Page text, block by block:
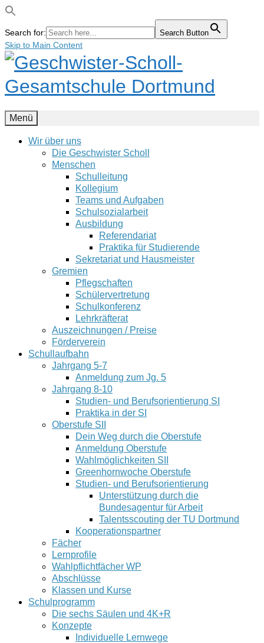
Search for: Search Button
Skip to Main Content
Menü
Wir über uns
Die Geschwister Scholl
Menschen
Schulleitung
Kollegium
Teams und Aufgaben
Schulsozialarbeit
Ausbildung
Referendariat
Praktika für Studierende
Sekretariat und Hausmeister
Gremien
Pflegschaften
Schülervertretung
Schulkonferenz
Lehrkräfterat
Auszeichnungen / Preise
Förderverein
Schullaufbahn
Jahrgang 5-7
Anmeldung zum Jg. 5
Jahrgang 8-10
Studien- und Berufsorientierung SI
Praktika in der SI
Oberstufe SII
Dein Weg durch die Oberstufe
Anmeldung Oberstufe
Wahlmöglichkeiten SII
Greenhornwoche Oberstufe
Studien- und Berufsorientierung
Unterstützung durch die
Bundesagentur für Arbeit
Talentsscouting der TU Dortmund
Kooperationspartner
Fächer
Lernprofile
Wahlpflichtfächer WP
Abschlüsse
Klassen und Kurse
Schulprogramm
Die sechs Säulen und 4K+R
Konzepte
Individuelle Lernwege